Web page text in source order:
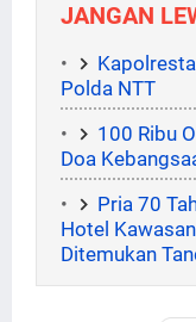
JANGAN
Polda NTT
100 Ribu
Doa
Pria 70
Hotel
Ditemukan